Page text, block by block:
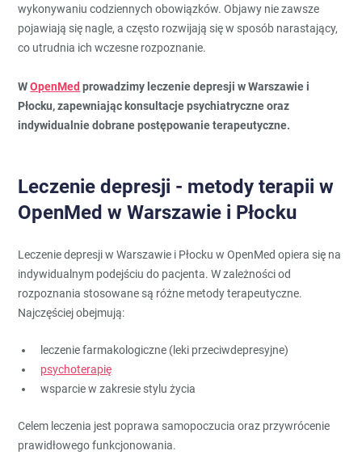
wykonywaniu codziennych obowiązków. Objawy nie zawsze
pojawiają się nagle, a często rozwijają się w sposób narastający,
co utrudnia ich wczesne rozpoznanie.
WOpenMed prowadzimy leczenie depresji w Warszawie i
Płocku, zapewniając konsultacje psychiatryczne oraz
indywidualnie dobrane postępowanie terapeutyczne.
Leczenie depresji - metody terapii w
OpenMed w Warszawie i Płocku
Leczenie depresji w Warszawie i Płocku w OpenMed opiera się na
indywidualnym podejściu do pacjenta. W zależności od
rozpoznania stosowane są różne metody terapeutyczne.
Najczęściej obejmują:
leczenie farmakologiczne (leki przeciwdepresyjne)
psychoterapię
wsparcie w zakresie stylu życia
Celem leczenia jest poprawa samopoczucia oraz przywrócenie
prawidłowego funkcjonowania.